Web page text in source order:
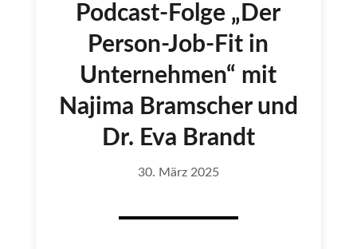
Podcast-Folge „Der
Person-Job-Fit in
Unternehmen“ mit
Najima Bramscher und
Dr. Eva Brandt
30. März 2025